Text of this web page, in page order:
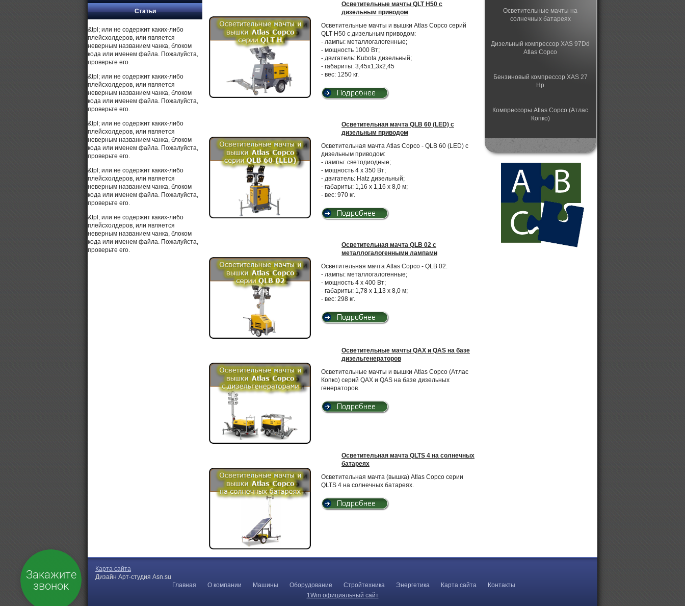
Статьи
&tpl; или не содержит каких-либо
плейсхолдеров, или является
неверным названием чанка, блоком
кода или именем файла. Пожалуйста,
проверьте его.
&tpl; или не содержит каких-либо
плейсхолдеров, или является
неверным названием чанка, блоком
кода или именем файла. Пожалуйста,
проверьте его.
&tpl; или не содержит каких-либо
плейсхолдеров, или является
неверным названием чанка, блоком
кода или именем файла. Пожалуйста,
проверьте его.
&tpl; или не содержит каких-либо
плейсхолдеров, или является
неверным названием чанка, блоком
кода или именем файла. Пожалуйста,
проверьте его.
&tpl; или не содержит каких-либо
плейсхолдеров, или является
неверным названием чанка, блоком
кода или именем файла. Пожалуйста,
проверьте его.
Осветительные мачты QLT H50 с
дизельным приводом
Осветительные мачты и вышки Atlas Copco серий
QLT H50 с дизельным приводом:
- лампы: металлогалогенные;
- мощность 1000 Вт;
- двигатель: Kubota дизельный;
- габариты: 3,45х1,3х2,45
- вес: 1250 кг.
Осветительная мачта QLB 60 (LED) с
дизельным приводом
Осветительная мачта Atlas Copco - QLB 60 (LED) с
дизельным приводом:
- лампы: светодиодные;
- мощность 4 х 350 Вт;
- двигатель: Hatz дизельный;
- габариты: 1,16 х 1,16 х 8,0 м;
- вес: 970 кг.
Осветительная мачта QLB 02 с
металлогалогенными лампами
Осветительная мачта Atlas Copco - QLB 02:
- лампы: металлогалогенные;
- мощность 4 х 400 Вт;
- габариты: 1,78 х 1,13 х 8,0 м;
- вес: 298 кг.
Осветительные мачты QAX и QAS на базе
дизельгенераторов
Осветительные мачты и вышки Atlas Copco (Атлас
Копко) серий QAX и QAS на базе дизельных
генераторов.
Осветительная мачта QLTS 4 на солнечных
батареях
Осветительная мачта (вышка) Atlas Copco серии
QLTS 4 на солнечных батареях.
Осветительные мачты на
солнечных батареях
Дизельный компрессор XAS 97Dd
Atlas Copco
Бензиновый компрессор XAS 27
Hp
Компрессоры Atlas Copco (Атлас
Копко)
генератором
Дизельные электрогенераторы от
10 до 1000 кВт
Погружные насосы WEDA, Atlas
Copco
Промышленные погружные
Карта сайта
Дизайн Арт-студия Asn.su
Главная
О компании Машины Оборудование Стройтехника Энергетика Карта сайта
Контакты
1Win официальный сайт
Закажите
звонок